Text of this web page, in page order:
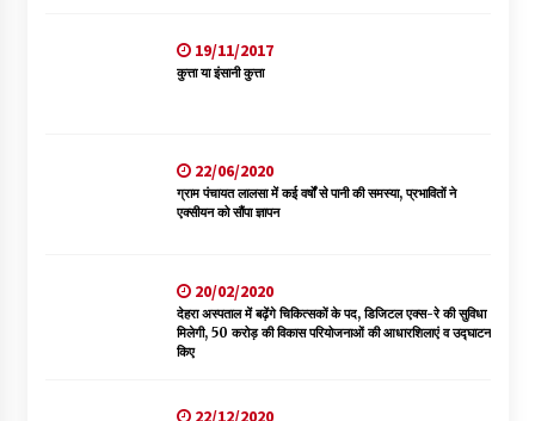
19/11/2017
कुत्ता या इंसानी कुत्ता
22/06/2020
ग्राम पंचायत लालसा में कई वर्षों से पानी की समस्या, प्रभावितों ने
एक्सीयन को सौंपा ज्ञापन
20/02/2020
देहरा अस्पताल में बढ़ेंगे चिकित्सकों के पद, डिजिटल एक्स-रे की सुविधा
मिलेगी, 50 करोड़ की विकास परियोजनाओं की आधारशिलाएं व उद्घाटन
किए
22/12/2020